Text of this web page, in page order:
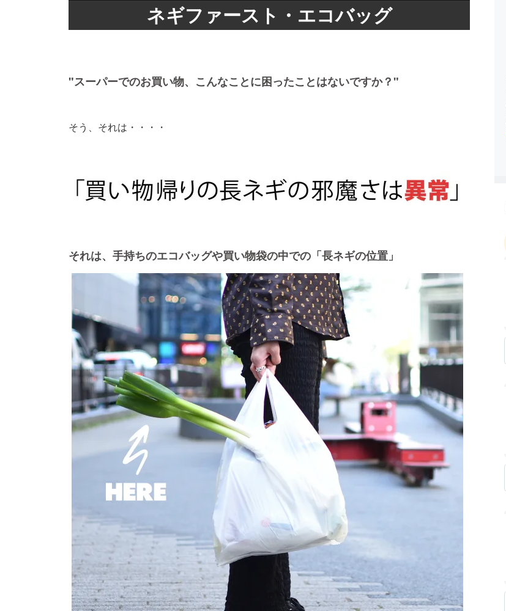
ネギファースト・エコバッグ
"スーパーでのお買い物、こんなことに困ったことはないですか？"
そう、それは・・・・
それは、手持ちのエコバッグや買い物袋の中での「長ネギの位置」